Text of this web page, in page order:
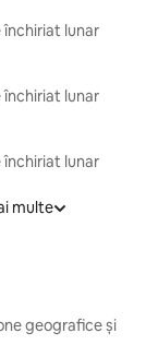
închiriat lunar
închiriat lunar
închiriat lunar
multe
geografice și